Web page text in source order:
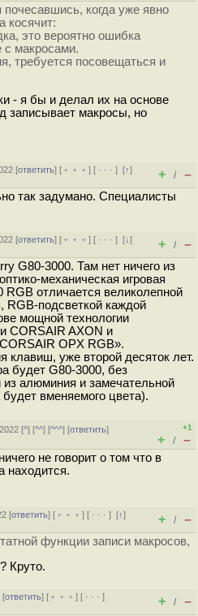
когда уже явно
косячит:
это вероятно ошибка
с макросами.
требуется посовещаться и
- я бы и делал их на основе
записывает макросы, но
[ответить] [ ﹢﹢﹢] [ · · ·][↑]
+ / –
так задумано. Специалисты
[ответить] [ ﹢﹢﹢] [ · · ·][↓]
+ / –
G80-3000. Там нет ничего из
механическая игровая
RGB отличается великолепной
RGB-подсветкой каждой
мощной технологии
CORSAIR AXON и
OPX RGB».
клавиш, уже второй десяток лет.
будет G80-3000, без
из алюминия и замечательной
вменяемого цвета).
[^] [^^] [^^^] [ответить]
+1
+ / –
не говорит о том что в
находится.
[ответить] [ ﹢﹢﹢] [ · · ·][↑]
+ / –
функции записи макросов,
Круто.
[ответить] [ ﹢﹢﹢] [ · · ·]
+ / –